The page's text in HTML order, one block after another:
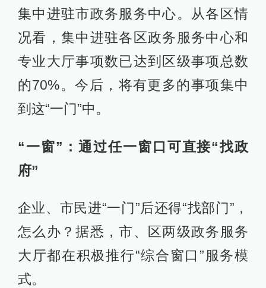
集中进驻市政务服务中心。从各区情
况看，集中进驻各区政务服务中心和
专业大厅事项数已达到区级事项总数
的70%。今后，将有更多的事项集中
到这“一门”中。
“一窗”：通过任一窗口可直接“找政
府”
企业、市民进“一门”后还得“找部门”，
怎么办？据悉，市、区两级政务服务
大厅都在积极推行“综合窗口”服务模
式。